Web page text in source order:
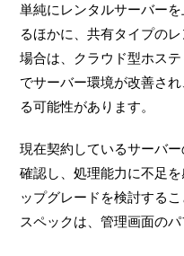
単純にレンタルサーバー
るほかに、共有タイプの
場合は、クラウド型ホス
でサーバー環境が改善さ
る可能性があります。
現在契約しているサーバ
確認し、処理能力に不足
ップグレードを検討する
スペックは、管理画面の